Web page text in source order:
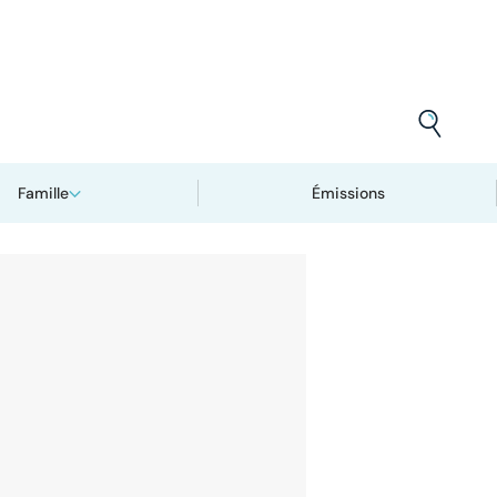
Famille Émissions